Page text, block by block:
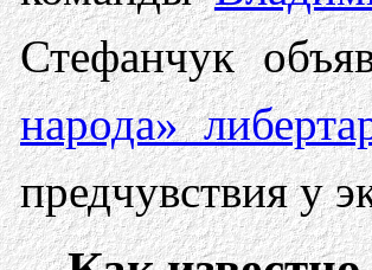
Стефанчук
народа»
предчувствия у